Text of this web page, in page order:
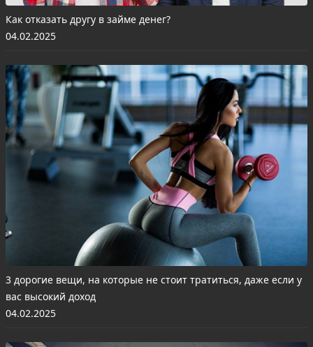
Как отказать другу в займе денег?
04.02.2025
3 дорогие вещи, на которые не стоит тратиться, даже если у
вас высокий доход
04.02.2025